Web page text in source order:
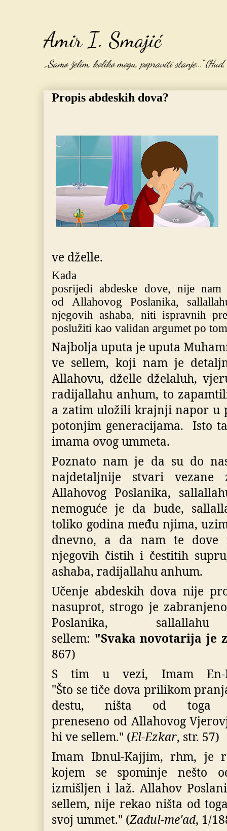
Amir I. Smajić
„Samo želim, koliko mogu, popraviti stanje...“
Propis abdeskih dova?
ve dželle.
posrijediabdeske dove,nije nam
od Allahovog Poslanika,
njegovih ashaba, niti ispravnih
poslužiti kao validan argumet po
Najbolja uputa je uputa
ve sellem, koji nam je
Allahovu, dželle dželaluh,
radijallahu anhum, to
a zatim uložili krajnji napor u
potonjim generacijama. Isto
imama ovog ummeta.
Poznato nam je da su do
najdetaljnije stvari
Allahovog Poslanika,
nemoguće je da bude,
toliko godina među njima,
dnevno, a da nam te dove
njegovih čistih i čestitih
ashaba, radijallahu anhum.
Učenje abdeskih dova nije
nasuprot, strogo je
Poslanika,
sellem: "Svaka novotarija je
867)
S tim u vezi, Imam En-
"Što se tiče dova prilikom
destu,ništa od toga
preneseno od Allahovog
hi ve sellem." (El-Ezkar, str. 57)
Imam Ibnul-Kajjim, rhm, je
kojem se spominje nešto
izmišljen i laž. Allahov
sellem, nije rekao ništa od
svoj ummet." (Zadul-me'ad, 1/